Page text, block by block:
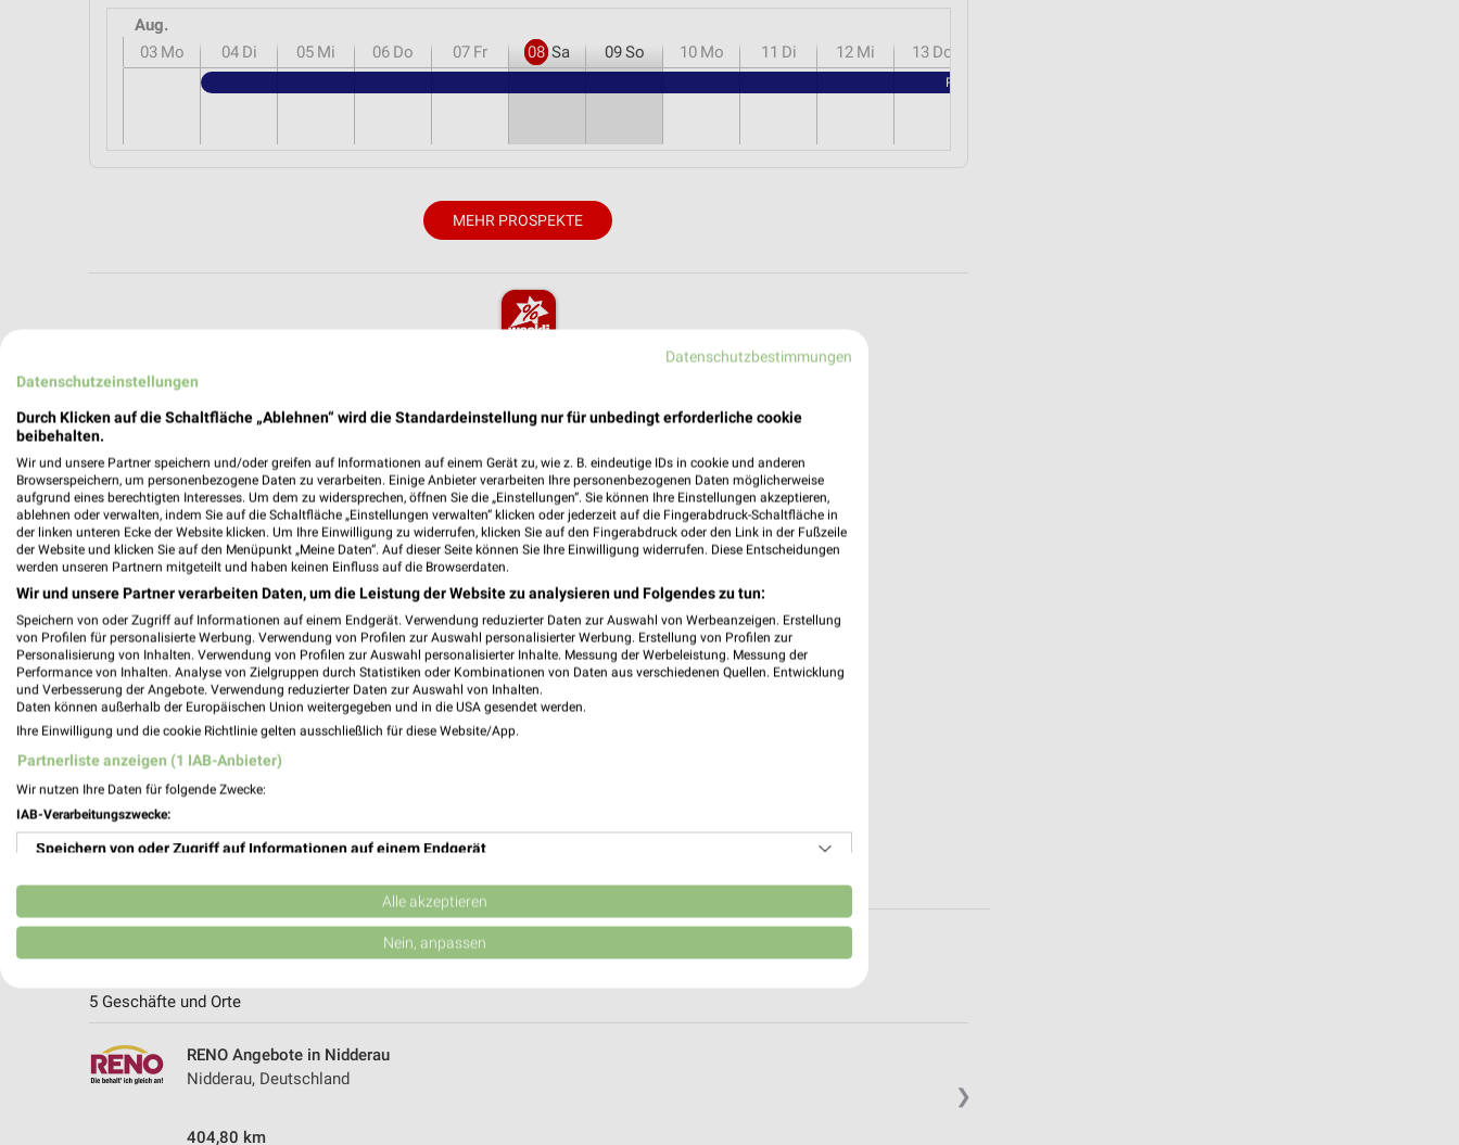
Aug.
03 Mo 04 Di 05 Mi 06 Do 07 Fr 08 Sa 09So 10 Mo 11 Di 12 Mi 13 Do
RENO - Back to School
MEHR PROSPEKTE
weekli - Prospekte & Angebote App
Alle RENO Angebote immer griffbereit – mit der kostenlosen weekli App für iOS & Android.
✔Standortgenaue Angebote
✔Folge deinem Lieblingshändler
✔Push-Benachrichtigungen bei neuen Prospekten
✔Einkaufsliste - Einkauf stressfrei planen
Nutze weekli auch mobil – App jetzt laden oder QR-Code scannen.
Weitere RENO Geschäfte mit Angeboten in und um Frankfurt (Main)
5 Geschäfte und Orte
❯
RENO Angebote in Nidderau
Nidderau, Deutschland
404,80 km
Datenschutzbestimmungen
Datenschutzeinstellungen
Durch Klicken auf die Schaltfläche „Ablehnen“ wird die Standardeinstellung nur für unbedingt erforderliche cookie
beibehalten.
Wir und unsere Partner speichern und/oder greifen auf Informationen auf einem Gerät zu, wie z. B. eindeutige IDs in cookie und anderen
Browserspeichern, um personenbezogene Daten zu verarbeiten. Einige Anbieter verarbeiten Ihre personenbezogenen Daten möglicherweise
aufgrund eines berechtigten Interesses. Um dem zu widersprechen, öffnen Sie die „Einstellungen“. Sie können Ihre Einstellungen akzeptieren,
ablehnen oder verwalten, indem Sie auf die Schaltfläche „Einstellungen verwalten“ klicken oder jederzeit auf die Fingerabdruck-Schaltfläche in
der linken unteren Ecke der Website klicken. Um Ihre Einwilligung zu widerrufen, klicken Sie auf den Fingerabdruck oder den Link in der Fußzeile
der Website und klicken Sie auf den Menüpunkt „Meine Daten“. Auf dieser Seite können Sie Ihre Einwilligung widerrufen. Diese Entscheidungen
werden unseren Partnern mitgeteilt und haben keinen Einfluss auf die Browserdaten.
Wir und unsere Partner verarbeiten Daten, um die Leistung der Website zu analysieren und Folgendes zu tun:
Speichern von oder Zugriff auf Informationen auf einem Endgerät. Verwendung reduzierter Daten zur Auswahl von Werbeanzeigen. Erstellung
von Profilen für personalisierte Werbung. Verwendung von Profilen zur Auswahl personalisierter Werbung. Erstellung von Profilen zur
Personalisierung von Inhalten. Verwendung von Profilen zur Auswahl personalisierter Inhalte. Messung der Werbeleistung. Messung der
Performance von Inhalten. Analyse von Zielgruppen durch Statistiken oder Kombinationen von Daten aus verschiedenen Quellen. Entwicklung
und Verbesserung der Angebote. Verwendung reduzierter Daten zur Auswahl von Inhalten.
Daten können außerhalb der Europäischen Union weitergegeben und in die USA gesendet werden.
Ihre Einwilligung und die cookie Richtlinie gelten ausschließlich für diese Website/App.
Partnerliste anzeigen (1 IAB-Anbieter)
Wir nutzen Ihre Daten für folgende Zwecke:
IAB-Verarbeitungszwecke:
Speichern von oder Zugriff auf Informationen auf einem Endgerät
Verwendung reduzierter Daten zur Auswahl von Werbeanzeigen
Erstellung von Profilen für personalisierte Werbung
Verwendung von Profilen zur Auswahl personalisierter Inhalte
Alle akzeptieren
Nein, anpassen